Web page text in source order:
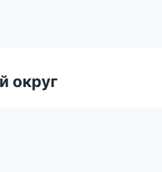
округ